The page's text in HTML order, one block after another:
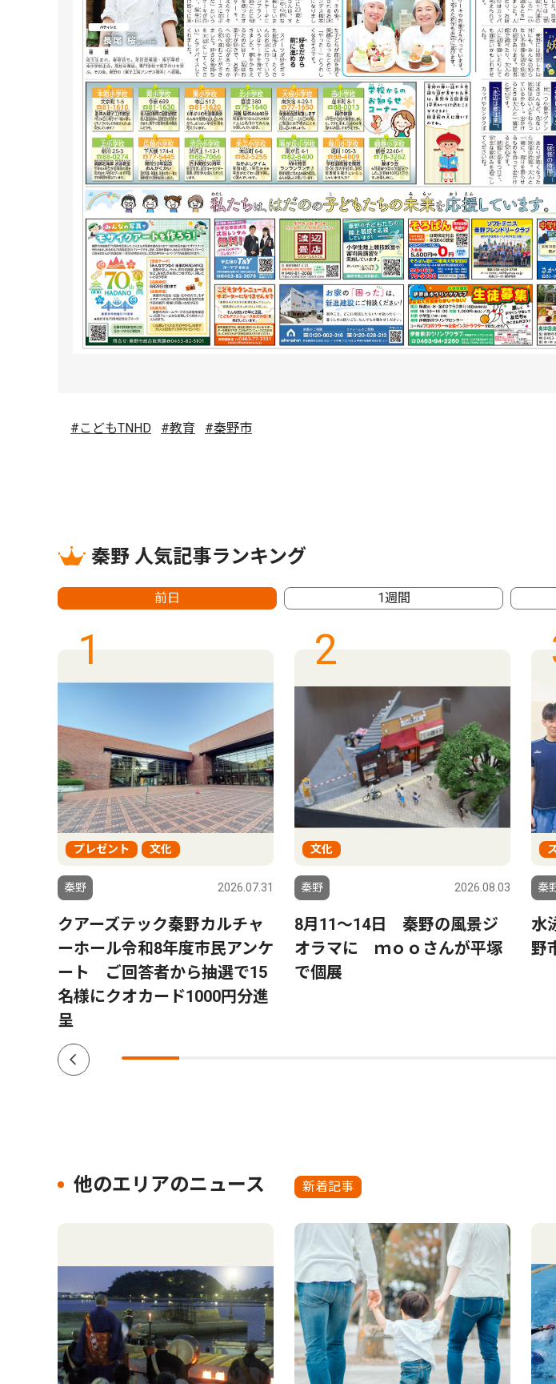
#こどもTNHD #教育 #秦野市
秦野 人気記事ランキング
前日 1週間
1
プレゼント 文化
秦野 2026.07.31
クアーズテック秦野カルチャ
ーホール令和8年度市民アンケ
ート ご回答者から抽選で15
名様にクオカード1000円分進
呈
2
文化
秦野 2026.08.03
8月11〜14日 秦野の風景ジ
オラマに ｍｏｏさんが平塚
で個展
秦
水
野
他のエリアのニュース 新着記事